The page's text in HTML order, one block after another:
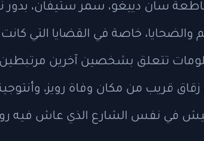
سان دييغو، سمر ستيفان،
والضحايا، خاصة في القضايا التي
تتعلق بشخصين آخرين مرتبطين
قريب من مكان وفاة رويز،